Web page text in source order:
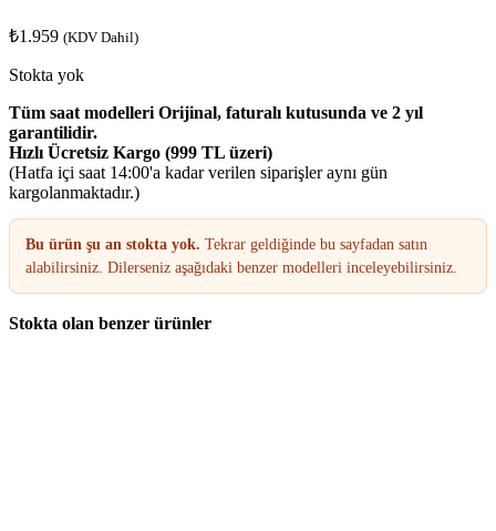
₺1.959 (KDV Dahil)
Stokta yok
Tüm saat modelleri Orijinal, faturalı kutusunda ve 2 yıl
garantilidir.
Hızlı Ücretsiz Kargo (999 TL üzeri)
(Hatfa içi saat 14:00'a kadar verilen siparişler aynı gün
kargolanmaktadır.)
Bu ürün şu an stokta yok. Tekrar geldiğinde bu sayfadan satın
alabilirsiniz. Dilerseniz aşağıdaki benzer modelleri inceleyebilirsiniz.
Stokta olan benzer ürünler